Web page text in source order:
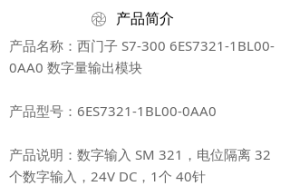
产品简介
产品名称：西门子 S7-300 6ES7321-1BL00-
0AA0 数字量输出模块
产品型号：6ES7321-1BL00-0AA0
产品说明：数字输入 SM 321，电位隔离 32
个数字输入，24V DC，1个 40针
ꁵ